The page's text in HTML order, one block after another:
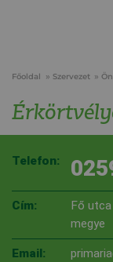
Főoldal Szervezet
Telefon:
Cím:
Fő
megye
Email: